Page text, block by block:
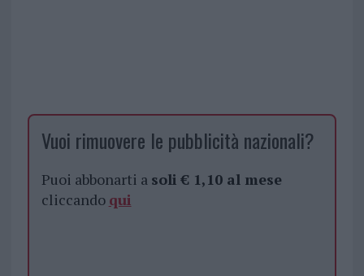
Vuoi rimuovere le pubblicità nazionali?
Puoi abbonarti a soli € 1,10 al mese
cliccando qui